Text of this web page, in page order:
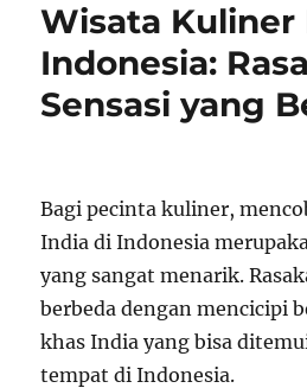
Wisata Kuliner
Indonesia:
Sensasi yang
Bagi pecinta kuliner,
India di Indonesia
yang sangat menarik.
berbeda dengan mencicipi
khas India yang bisa
tempat di Indonesia.